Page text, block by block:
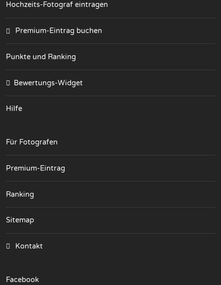
Hochzeits-Fotograf eintragen
Premium-Eintrag buchen
Punkte und Ranking
Bewertungs-Widget
Hilfe
Für Fotografen
Premium-Eintrag
Ranking
Sitemap
Kontakt
Facebook